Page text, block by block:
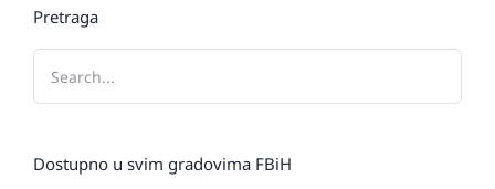
Pretraga
Dostupno u svim gradovima FBiH